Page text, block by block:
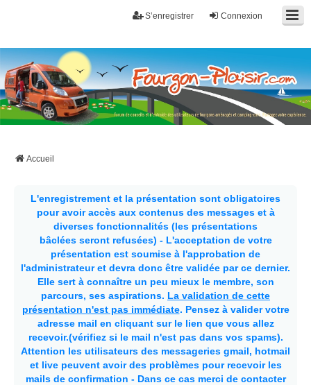
Connexion
S’enregistrer
Fourgon-plaisir.com
Forum de conseils et d'entraide des utilisateurs de fourgons, fourgons
aménagés, vans et de camping-car. Partagez votre expérience.
Accueil
L'enregistrement et la présentation sont obligatoires
pour avoir accès aux contenus des messages et à
diverses fonctionnalités (les présentations
bâclées seront refusées) - L'acceptation de votre
présentation est soumise à l'approbation de
l'administrateur et devra donc être validée par ce dernier.
Elle sert à connaître un peu mieux le membre, son
parcours, ses aspirations. La validation de cette
présentation n'est pas immédiate. Pensez à valider votre
adresse mail en cliquant sur le lien que vous allez
recevoir.(vérifiez si le mail n'est pas dans vos spams).
Attention les utilisateurs des messageries gmail, hotmail
et live peuvent avoir des problèmes pour recevoir les
mails de confirmation - Dans ce cas merci de contacter